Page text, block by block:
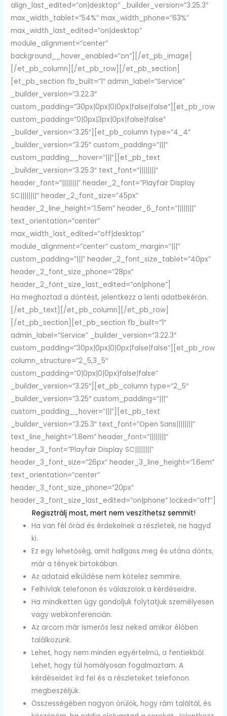
align_last_edited=”on|desktop” _builder_version=”3.25.3″
max_width_tablet=”54%” max_width_phone=”63%”
max_width_last_edited=”on|desktop”
module_alignment=”center”
background__hover_enabled=”on”][/et_pb_image]
[/et_pb_column][/et_pb_row][/et_pb_section]
[et_pb_section fb_built=”1″ admin_label=”Service”
_builder_version=”3.22.3″
custom_padding=”30px|0px|0|0px|false|false”][et_pb_row
custom_padding=”0|0px|3px|0px|false|false”
_builder_version=”3.25″][et_pb_column type=”4_4″
_builder_version=”3.25″ custom_padding=”|||”
custom_padding__hover=”|||”][et_pb_text
_builder_version=”3.25.3″ text_font=”||||||||”
header_font=”||||||||” header_2_font=”Playfair Display
SC||||||||” header_2_font_size=”45px”
header_2_line_height=”1.5em” header_6_font=”||||||||”
text_orientation=”center”
max_width_last_edited=”off|desktop”
module_alignment=”center” custom_margin=”|||”
custom_padding=”|||” header_2_font_size_tablet=”40px”
header_2_font_size_phone=”28px”
header_2_font_size_last_edited=”on|phone”]
Ha meghoztad a döntést, jelentkezz a lenti adatbekérőn.
[/et_pb_text][/et_pb_column][/et_pb_row]
[/et_pb_section][et_pb_section fb_built=”1″
admin_label=”Service” _builder_version=”3.22.3″
custom_padding=”30px|0px|0|0px|false|false”][et_pb_row
column_structure=”2_5,3_5″
custom_padding=”0|0px|0|0px|false|false”
_builder_version=”3.25″][et_pb_column type=”2_5″
_builder_version=”3.25″ custom_padding=”|||”
custom_padding__hover=”|||”][et_pb_text
_builder_version=”3.25.3″ text_font=”Open Sans||||||||”
text_line_height=”1.8em” header_font=”||||||||”
header_3_font=”Playfair Display SC||||||||”
header_3_font_size=”26px” header_3_line_height=”1.6em”
text_orientation=”center”
header_3_font_size_phone=”20px”
header_3_font_size_last_edited=”on|phone” locked=”off”]
Regisztrálj most, mert nem veszíthetsz semmit!
Ha van fél órád és érdekelnek a részletek, ne hagyd
ki.
Ez egy lehetőség, amit hallgass meg és utána dönts,
már a tények birtokában.
Az adataid elküldése nem kötelez semmire.
Felhívlak telefonon és válaszolok a kérdéseidre.
Ha mindketten úgy gondoljuk folytatjuk személyesen
vagy webkonferencián.
Az arcom már ismerős lesz neked amikor élőben
találkozunk.
Lehet, hogy nem minden egyértelmű, a fentiekből.
Lehet, hogy túl homályosan fogalmaztam. A
kérdéseidet írd fel és a részleteket telefonon
megbeszéljük.
Összességében nagyon örülök, hogy rám találtál, és